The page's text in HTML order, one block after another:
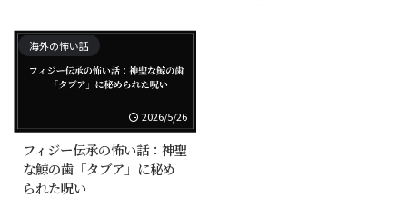
く超自然の力
海外の怖い話
2026/5/26
フィジー伝承の怖い話：神聖
な鯨の歯「タブア」に秘め
られた呪い